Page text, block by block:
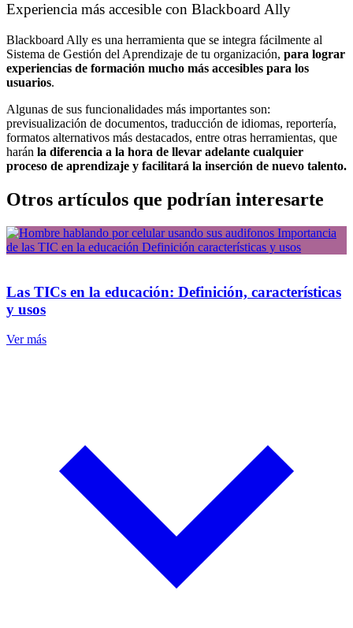
Experiencia más accesible con Blackboard Ally
Blackboard Ally es una herramienta que se integra fácilmente al
Sistema de Gestión del Aprendizaje de tu organización, para lograr
experiencias de formación mucho más accesibles para los
usuarios.
Algunas de sus funcionalidades más importantes son:
previsualización de documentos, traducción de idiomas, reportería,
formatos alternativos más destacados, entre otras herramientas, que
harán la diferencia a la hora de llevar adelante cualquier
proceso de aprendizaje y facilitará la inserción de nuevo talento.
Otros artículos que podrían interesarte
Las TICs en la educación: Definición, características
y usos
Ver más